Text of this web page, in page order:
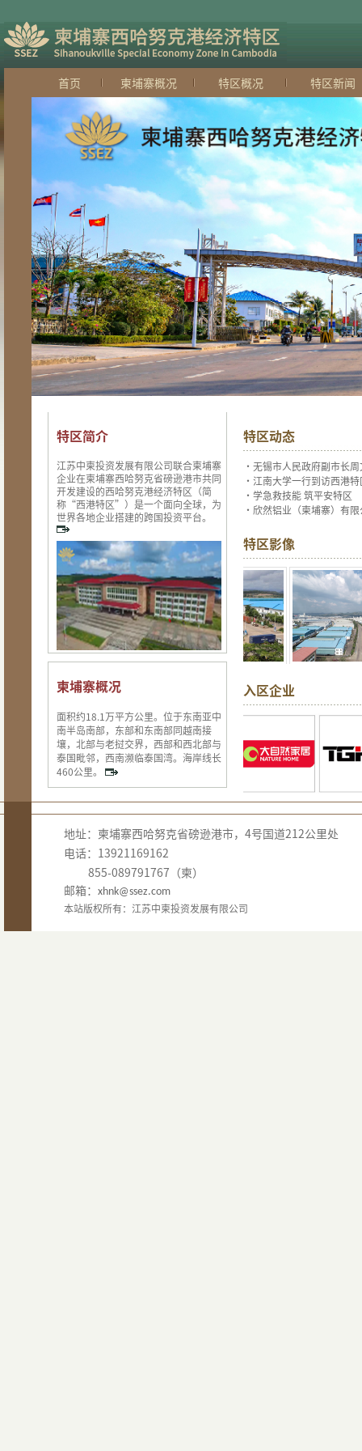
首页 柬埔寨概况 特区概况 特区新闻
特区简介
江苏中柬投资发展有限公司联合柬埔寨
企业在柬埔寨西哈努克省磅逊港市共同
开发建设的西哈努克港经济特区（简
称“西港特区”）是一个面向全球，为
世界各地企业搭建的跨国投资平台。
柬埔寨概况
面积约18.1万平方公里。位于东南亚中
南半岛南部，东部和东南部同越南接
壤，北部与老挝交界，西部和西北部与
泰国毗邻，西南濒临泰国湾。海岸线长
460公里。
特区动态
· 无锡市人民政府副市长
· 江南大学一行到访西港
· 学急救技能 筑平安特区
· 欣然铝业（柬埔寨）有
特区影像
入区企业
地址：柬埔寨西哈努克省磅逊港市，4号国道212公里处
电话：13921169162
855-089791767（柬）
邮箱： xhnk@ssez.com
本站版权所有：江苏中柬投资发展有限公司